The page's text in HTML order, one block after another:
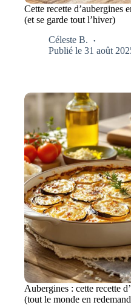
Cette recette d’aubergines
(et se garde tout l’hiver)
Céleste B.
Publié le 31 août
Aubergines : cette recette
(tout le monde en